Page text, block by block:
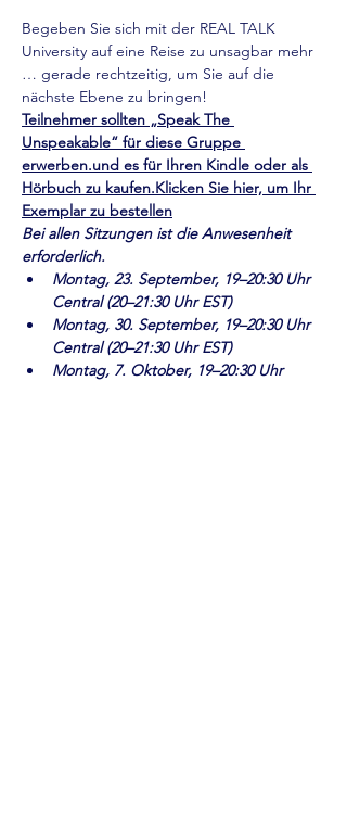
Begeben Sie sich mit der REAL TALK
University auf eine Reise zu unsagbar mehr
… gerade rechtzeitig, um Sie auf die
nächste Ebene zu bringen!
Teilnehmer sollten „Speak The
Unspeakable“ für diese Gruppe
erwerben.und es für Ihren Kindle oder als
Hörbuch zu kaufen.Klicken Sie hier, um Ihr
Exemplar zu bestellen
Bei allen Sitzungen ist die Anwesenheit
erforderlich.
Montag, 23. September, 19–20:30 Uhr
Central (20–21:30 Uhr EST)
Montag, 30. September, 19–20:30 Uhr
Central (20–21:30 Uhr EST)
Montag, 7. Oktober, 19–20:30 Uhr